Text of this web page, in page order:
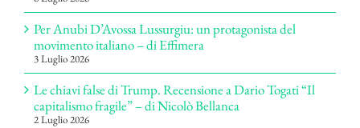
Per Anubi D’Avossa Lussurgiu: un protagonista del
movimento italiano – di Effimera
3 Luglio 2026
Le chiavi false di Trump. Recensione a Dario Togati “Il
capitalismo fragile” – di Nicolò Bellanca
2 Luglio 2026